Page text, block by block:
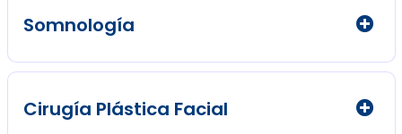
Somnología
Cirugía Plástica Facial